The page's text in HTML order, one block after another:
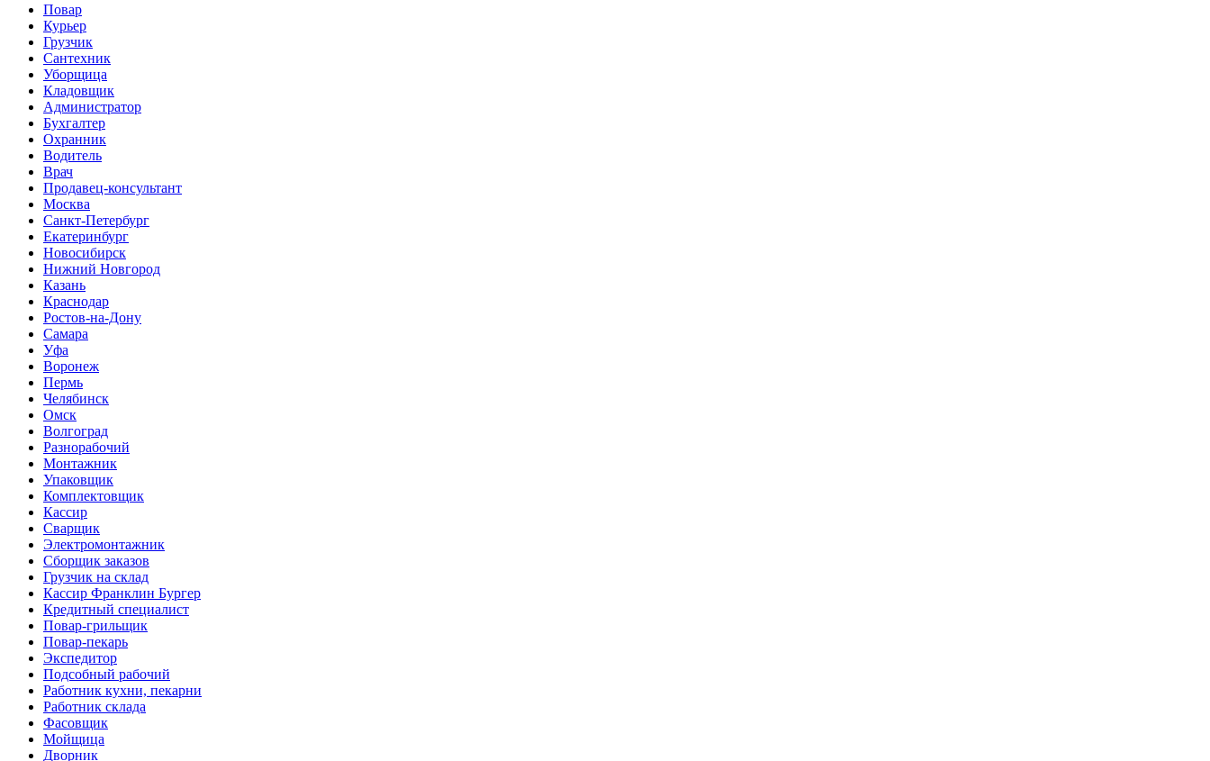
Повар
Курьер
Грузчик
Сантехник
Уборщица
Кладовщик
Администратор
Бухгалтер
Охранник
Водитель
Врач
Продавец-консультант
Москва
Санкт-Петербург
Екатеринбург
Новосибирск
Нижний Новгород
Казань
Краснодар
Ростов-на-Дону
Самара
Уфа
Воронеж
Пермь
Челябинск
Омск
Волгоград
Разнорабочий
Монтажник
Упаковщик
Комплектовщик
Кассир
Сварщик
Электромонтажник
Сборщик заказов
Грузчик на склад
Кассир Франклин Бургер
Кредитный специалист
Повар-грильщик
Повар-пекарь
Экспедитор
Подсобный рабочий
Работник кухни, пекарни
Работник склада
Фасовщик
Мойщица
Дворник